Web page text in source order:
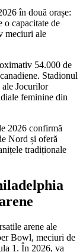
în două orașe:
o capacitate de
meciuri ale
54.000 de
Stadionul
ale Jocurilor
feminine din
2026 confirmă
Nord și oferă
tradiționale
arene ale
Bowl, meciuri de
1. În 2026, va